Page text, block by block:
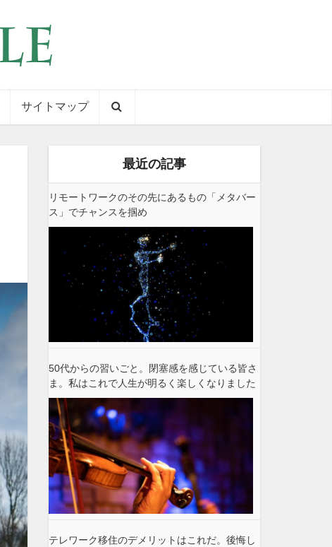
サイトマップ
最近の記事
リモートワークのその先にあるもの「メタバー
ス」でチャンスを掴め
50代からの習いごと。閉塞感を感じている皆さ
ま。私はこれで人生が明るく楽しくなりました
テレワーク移住のデメリットはこれだ。後悔し